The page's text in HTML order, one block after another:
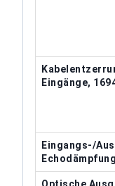
Eingänge,
Eingangs-/